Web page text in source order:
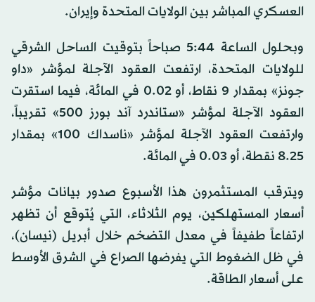
العسكري المباشر بين الولايات المتحدة وإيران.
وبحلول الساعة 5:44 صباحاً بتوقيت الساحل الشرقي
للولايات المتحدة، ارتفعت العقود الآجلة لمؤشر «داو
جونز» بمقدار 9 نقاط، أو 0.02 في المائة، فيما استقرت
العقود الآجلة لمؤشر «ستاندرد آند بورز 500» تقريباً،
وارتفعت العقود الآجلة لمؤشر «ناسداك 100» بمقدار
8.25 نقطة، أو 0.03 في المائة.
ويترقب المستثمرون هذا الأسبوع صدور بيانات مؤشر
أسعار المستهلكين، يوم الثلاثاء، التي يُتوقع أن تظهر
ارتفاعاً طفيفاً في معدل التضخم خلال أبريل (نيسان)،
في ظل الضغوط التي يفرضها الصراع في الشرق الأوسط
على أسعار الطاقة.